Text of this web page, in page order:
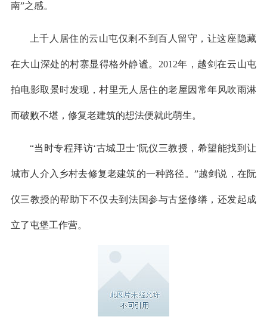
南”之感。
上千人居住的云山屯仅剩不到百人留守，让这座隐藏
在大山深处的村寨显得格外静谧。2012年，越剑在云山屯
拍电影取景时发现，村里无人居住的老屋因常年风吹雨淋
而破败不堪，修复老建筑的想法便就此萌生。
“当时专程拜访‘古城卫士’阮仪三教授，希望能找到让
城市人介入乡村去修复老建筑的一种路径。”越剑说，在阮
仪三教授的帮助下不仅去到法国参与古堡修缮，还发起成
立了屯堡工作营。